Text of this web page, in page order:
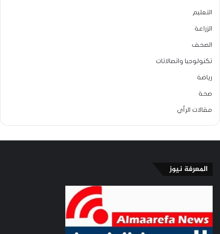
التعليم
الزراعة
الصحف
تكنولوجيا واتصالاتات
رياضة
صحة
مقالات الرأي
المعرفة نيوز